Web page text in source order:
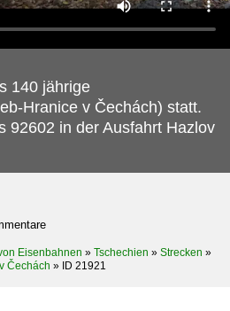
140 jährige
Hranice v Čechách) statt.
92602 in der Ausfahrt Hazlov
Eisenbahnen » Tschechien » Strecken »
Čechách » ID 21921